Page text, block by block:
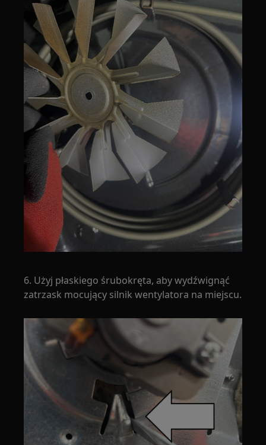
6. Użyj płaskiego śrubokręta, aby wydźwignąć
zatrzask mocujący silnik wentylatora na miejscu.